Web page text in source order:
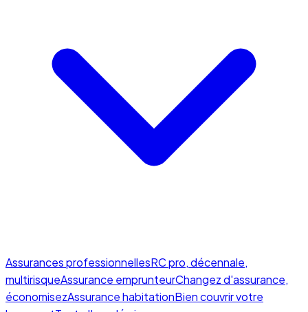
Assurances professionnellesRC pro, décennale,
multirisqueAssurance emprunteurChangez d'assurance,
économisezAssurance habitationBien couvrir votre